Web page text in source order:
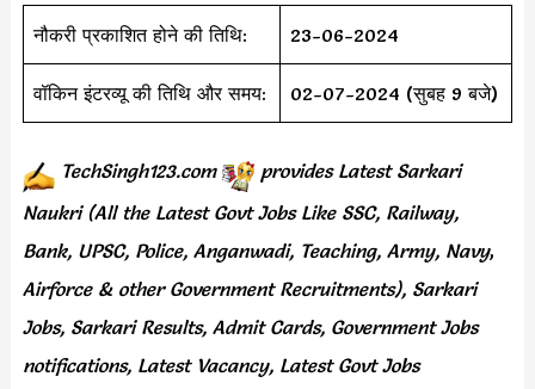
नौकरी प्रकाशित होने की तिथि: 23-06-2024
वॉकिन इंटरव्यू की तिथि और समय: 02-07-2024 (सुबह 9 बजे)
TechSingh123.com provides Latest Sarkari
Naukri (All the Latest Govt Jobs Like SSC, Railway,
Bank, UPSC, Police, Anganwadi, Teaching, Army, Navy,
Airforce & other Government Recruitments), Sarkari
Jobs, Sarkari Results, Admit Cards, Government Jobs
notifications, Latest Vacancy, Latest Govt Jobs